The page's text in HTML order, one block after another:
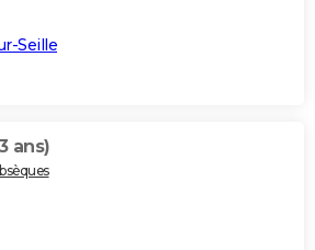
Seille
ans)